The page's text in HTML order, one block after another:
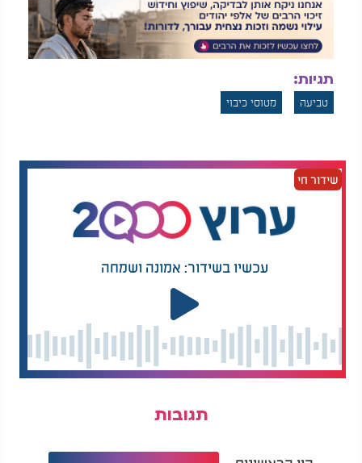
תגיות:
טביעה מטוסי כיבוי
שידור חי
עכשיו בשידור: אמונה ושמחה
תגובות